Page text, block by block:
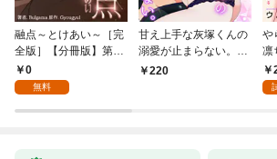
融点～とけあい～［完
全版］【分冊版】第1
話0
無料
甘え上手な灰塚くんの
溺愛が止まらない。純
情で、健気で…絶倫！
220
や
凛
に